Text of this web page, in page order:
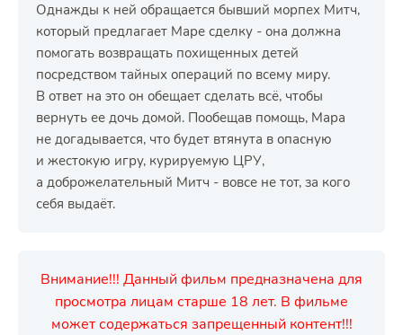
Однажды к ней обращается бывший морпех Митч,
который предлагает Маре сделку - она должна
помогать возвращать похищенных детей
посредством тайных операций по всему миру.
В ответ на это он обещает сделать всё, чтобы
вернуть ее дочь домой. Пообещав помощь, Мара
не догадывается, что будет втянута в опасную
и жестокую игру, курируемую ЦРУ,
а доброжелательный Митч - вовсе не тот, за кого
себя выдаёт.
Внимание!!! Данный фильм предназначена для
просмотра лицам старше 18 лет. В фильме
может содержаться запрещенный контент!!!